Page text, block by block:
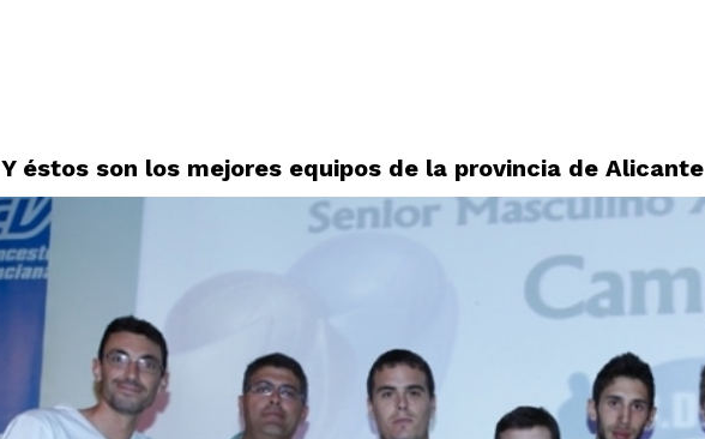
Y éstos son los mejores equipos de la provincia de Alicante